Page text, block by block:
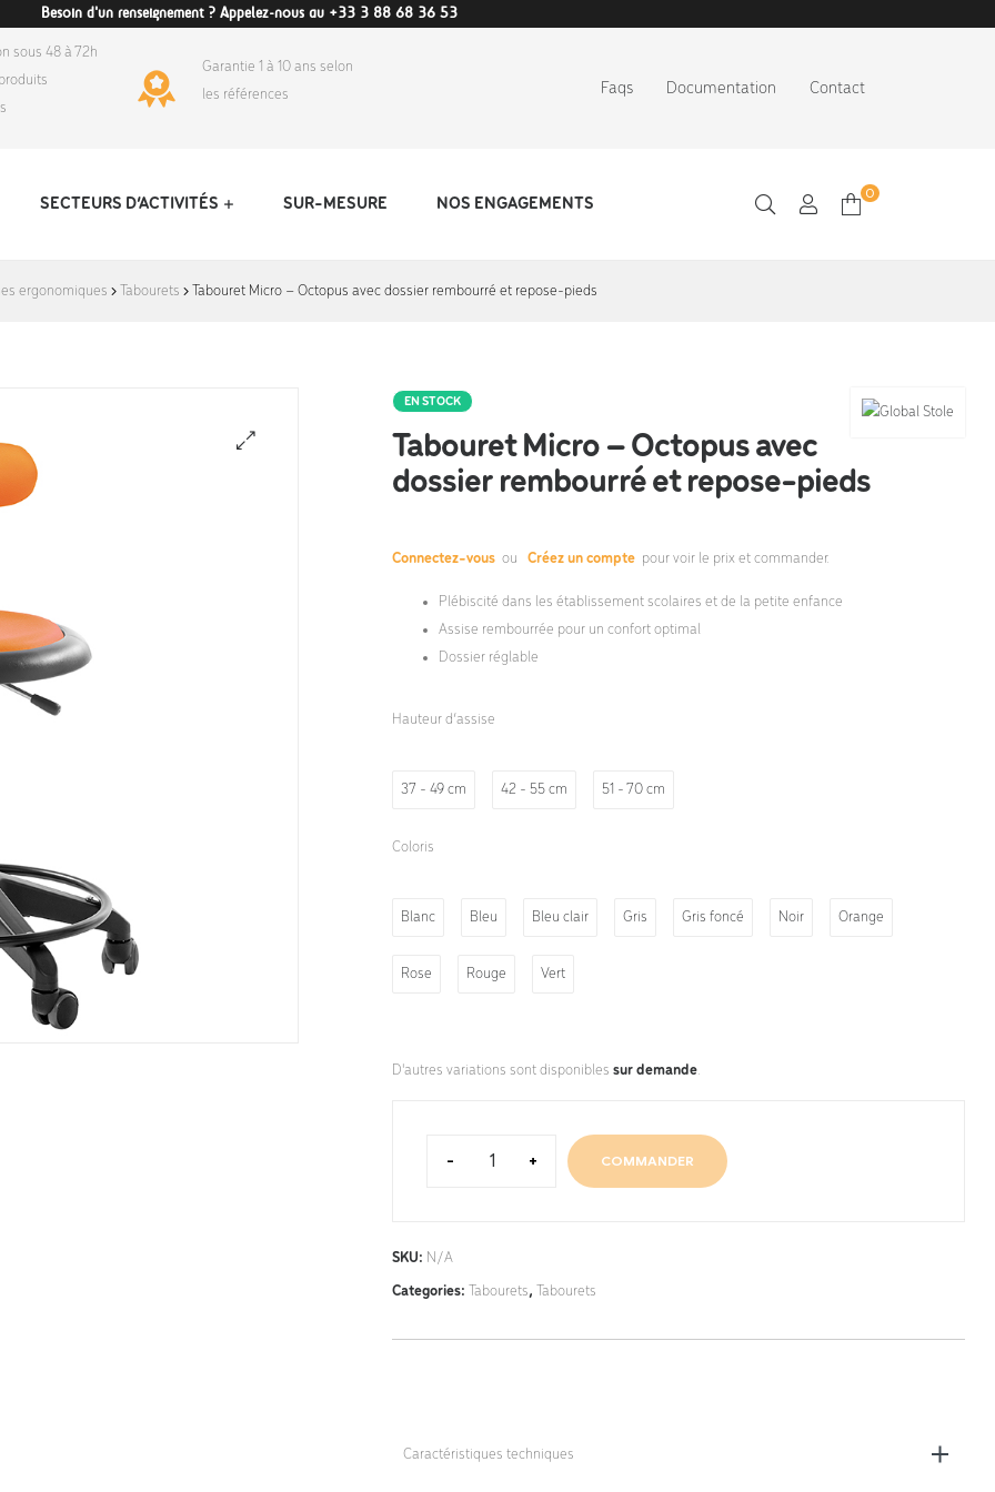
Besoin d'un renseignement ? Appelez-nous au +33 3 88 68 36 53
sous 48 à 72h
Garantie 1 à 10 ans selon
les références
Faqs Documentation Contact
SECTEURS D’ACTIVITÉS SUR-MESURE NOS ENGAGEMENTS
0
ergonomiques Tabourets Tabouret Micro – Octopus avec dossier rembourré et repose-pieds
EN STOCK
Tabouret Micro – Octopus avec
dossier rembourré et repose-pieds
Connectez-vous ou Créez un compte pour voir le prix et commander.
Plébiscité dans les établissement scolaires et de la petite enfance
Assise rembourrée pour un confort optimal
Dossier réglable
Hauteur d’assise
37 - 49 cm 42 - 55 cm 51 - 70 cm
Coloris
Blanc Bleu Bleu clair Gris Gris foncé Noir Orange
Rose Rouge Vert
D'autres variations sont disponibles sur demande.
- + COMMANDER
SKU: N/A
Categories: Tabourets, Tabourets
Caractéristiques techniques